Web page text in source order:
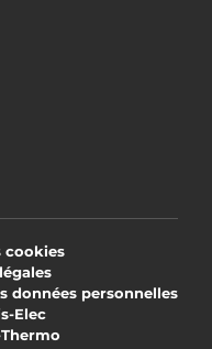
cookies
données personnelles
Elec